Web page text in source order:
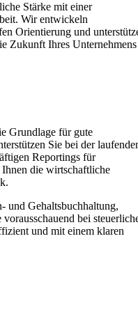
Stärke mit einer
Wir entwickeln
Orientierung und
Zukunft Ihres Unternehmens
Grundlage für gute
Sie bei der
Reportings für
Ihnen die wirtschaftliche
und Gehaltsbuchhaltung,
vorausschauend bei
und mit einem klaren